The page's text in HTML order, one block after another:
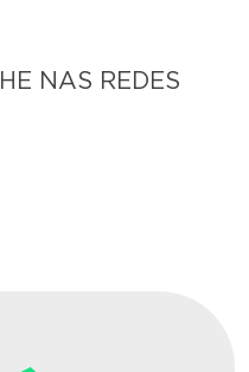
NAS REDES